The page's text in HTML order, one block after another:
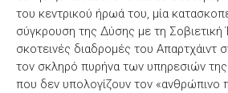
του κεντρικού ήρωά του, μία
σύγκρουση της Δύσης με τη Σοβιετική
σκοτεινές διαδρομές του Απαρτχάιντ
τον σκληρό πυρήνα των υπηρεσιών της
που δεν υπολογίζουν τον «ανθρώπινο